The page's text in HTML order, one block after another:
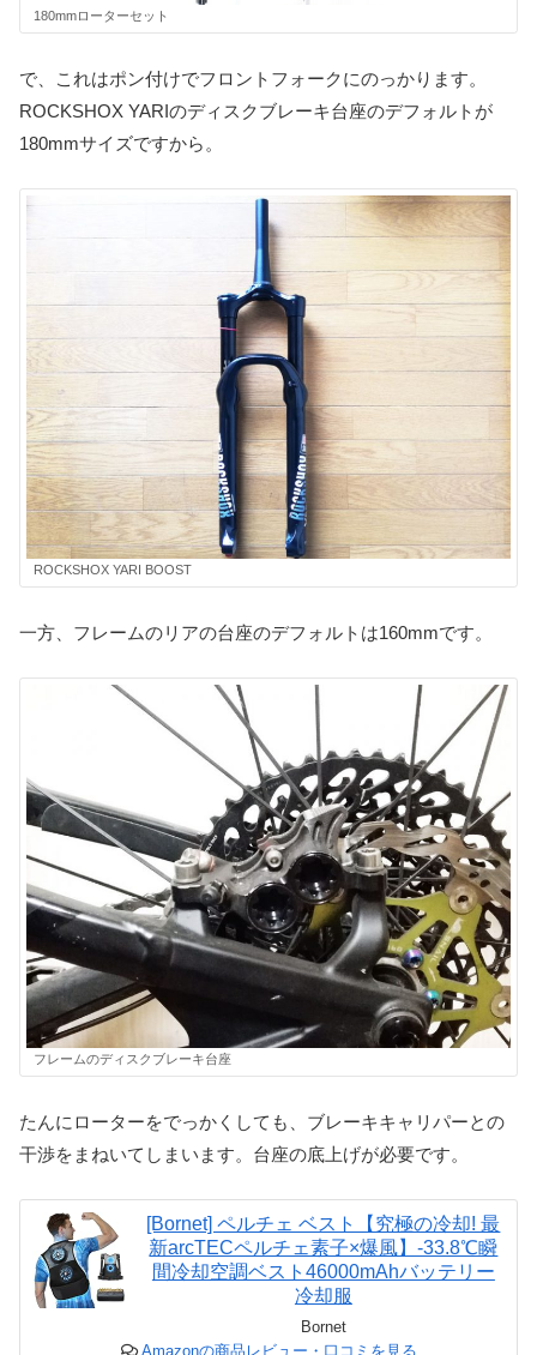
180mmローターセット
で、これはポン付けでフロントフォークにのっかります。
ROCKSHOX YARIのディスクブレーキ台座のデフォルトが
180mmサイズですから。
ROCKSHOX YARI BOOST
一方、フレームのリアの台座のデフォルトは160mmです。
フレームのディスクブレーキ台座
たんにローターをでっかくしても、ブレーキキャリパーとの
干渉をまねいてしまいます。台座の底上げが必要です。
[Bornet] ペルチェ ベスト【究極の冷却! 最
新arcTECペルチェ素子×爆風】-33.8℃瞬
間冷却空調ベスト46000mAhバッテリー
冷却服
Bornet
Amazonの商品レビュー・口コミを見る